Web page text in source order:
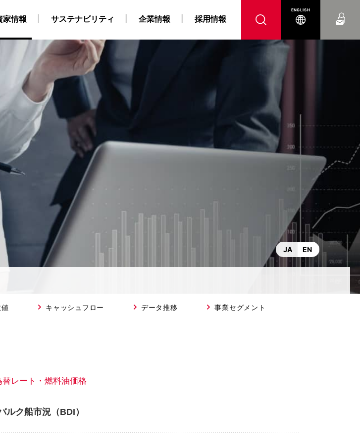
JA EN
キャッシュフロー データ推移
事業セグメント
替レート・燃料油価格
ルク船市況（BDI）
LPG事業 洋上風力関連事業 電力事業
コンテナ船事業
レンダー 個人株主・投資家の皆様へ
家情報
価 環境 ガバナンス
デックス サステナブル・ファイナンス
サステナビリティ
点 役員構成 組織 運航船腹
企業情報
海上職 キャリア採用情報
陸上職 障がい者採用情報
採用情報
ENGLISH